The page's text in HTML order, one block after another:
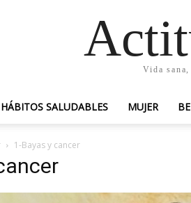
Vida
HÁBITOS SALUDABLES MUJER
1-Bayas y cancer